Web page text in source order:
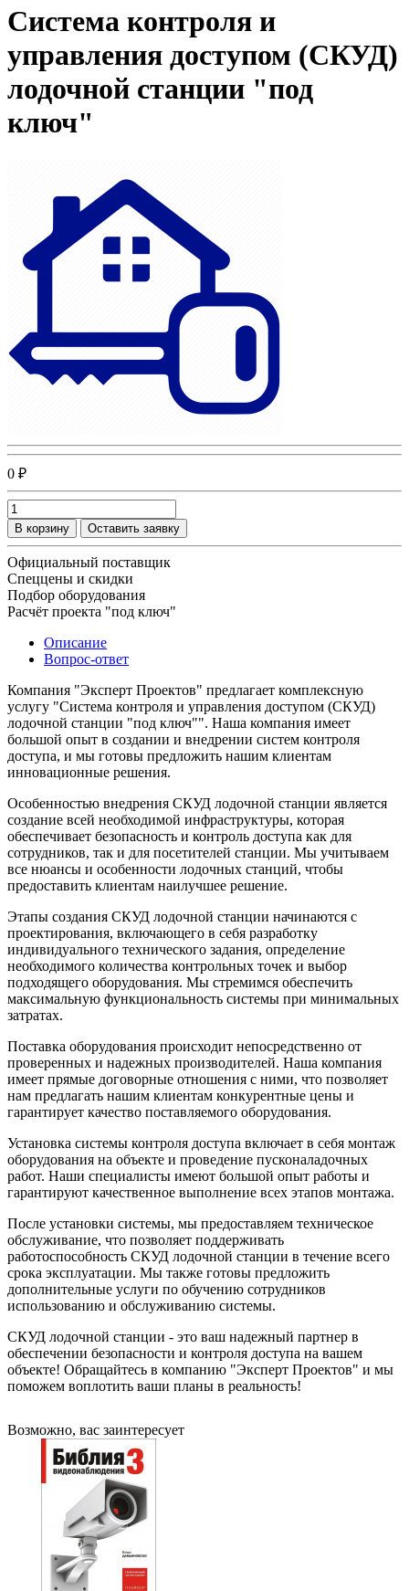
Система контроля и
управления доступом (СКУД)
лодочной станции "под
ключ"
0 ₽
В корзину Оставить заявку
Официальный поставщик
Спеццены и скидки
Подбор оборудования
Расчёт проекта "под ключ"
Описание
Вопрос-ответ
Компания "Эксперт Проектов" предлагает комплексную
услугу "Система контроля и управления доступом (СКУД)
лодочной станции "под ключ"". Наша компания имеет
большой опыт в создании и внедрении систем контроля
доступа, и мы готовы предложить нашим клиентам
инновационные решения.
Особенностью внедрения СКУД лодочной станции является
создание всей необходимой инфраструктуры, которая
обеспечивает безопасность и контроль доступа как для
сотрудников, так и для посетителей станции. Мы учитываем
все нюансы и особенности лодочных станций, чтобы
предоставить клиентам наилучшее решение.
Этапы создания СКУД лодочной станции начинаются с
проектирования, включающего в себя разработку
индивидуального технического задания, определение
необходимого количества контрольных точек и выбор
подходящего оборудования. Мы стремимся обеспечить
максимальную функциональность системы при минимальных
затратах.
Поставка оборудования происходит непосредственно от
проверенных и надежных производителей. Наша компания
имеет прямые договорные отношения с ними, что позволяет
нам предлагать нашим клиентам конкурентные цены и
гарантирует качество поставляемого оборудования.
Установка системы контроля доступа включает в себя монтаж
оборудования на объекте и проведение пусконаладочных
работ. Наши специалисты имеют большой опыт работы и
гарантируют качественное выполнение всех этапов монтажа.
После установки системы, мы предоставляем техническое
обслуживание, что позволяет поддерживать
работоспособность СКУД лодочной станции в течение всего
срока эксплуатации. Мы также готовы предложить
дополнительные услуги по обучению сотрудников
использованию и обслуживанию системы.
СКУД лодочной станции - это ваш надежный партнер в
обеспечении безопасности и контроля доступа на вашем
объекте! Обращайтесь в компанию "Эксперт Проектов" и мы
поможем воплотить ваши планы в реальность!
Возможно, вас заинтересует